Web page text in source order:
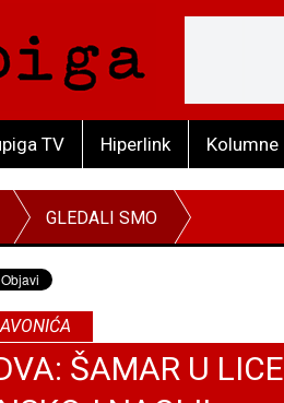
TV Hiperlink Kolumne
GLEDALI SMO
ŠAMAR U LICE